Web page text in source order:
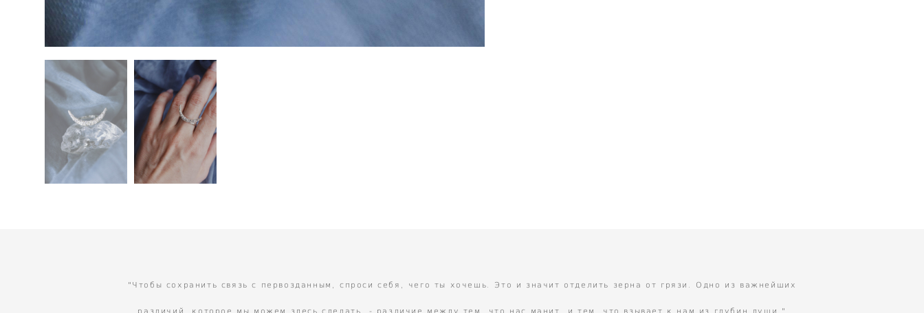
"Чтобы сохранить связь с первозданным, спроси себя, чего ты хочешь. Это и значит отделить зерна от грязи. Одно из важнейших
различий, которое мы можем здесь сделать, - различие между тем, что нас манит, и тем, что взывает к нам из глубин души."